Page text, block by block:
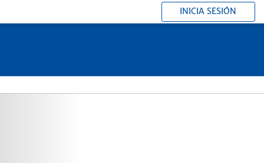
INICIA SESIÓN